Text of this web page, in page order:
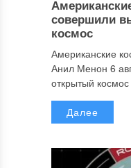
совершили
космос
Американские
Анил Менон 6
открытый
Далее